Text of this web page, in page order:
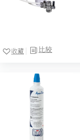
比较
收藏